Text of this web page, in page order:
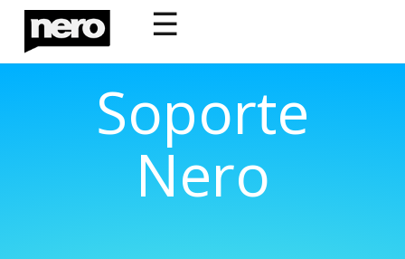
☰
Soporte
Nero